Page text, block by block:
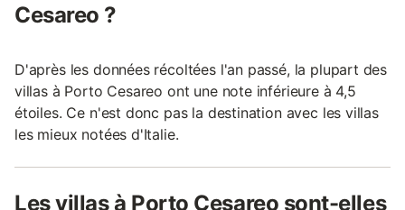
Cesareo ?
D'après les données récoltées l'an passé, la plupart des
villas à Porto Cesareo ont une note inférieure à 4,5
étoiles. Ce n'est donc pas la destination avec les villas
les mieux notées d'Italie.
Les villas à Porto Cesareo sont-elles